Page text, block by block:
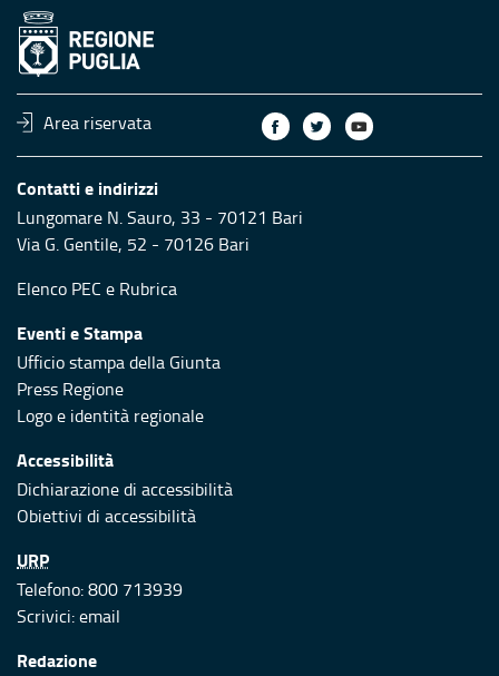
Area riservata
Contatti e indirizzi
Lungomare N. Sauro, 33 - 70121 Bari
Via G. Gentile, 52 - 70126 Bari
Elenco PEC e Rubrica
Eventi e Stampa
Ufficio stampa della Giunta
Press Regione
Logo e identità regionale
Accessibilità
Dichiarazione di accessibilità
Obiettivi di accessibilità
URP
Telefono: 800 713939
Scrivici:email
Redazione